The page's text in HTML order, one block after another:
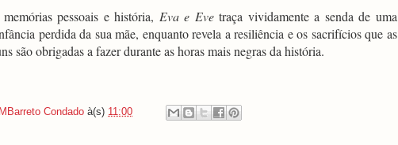
pessoais e história, Eva e Evetraça vividamente a senda de uma
perdida da sua mãe, enquanto revela a resiliência e os sacrifícios que as
são obrigadas a fazer durante as horas mais negras da história.
MBarreto Condado à(s) 11:00